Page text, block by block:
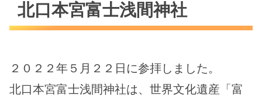
北口本宮富士浅間神社
２０２２年５月２２日に参拝しました。
北口本宮富士浅間神社は、世界文化遺産「富